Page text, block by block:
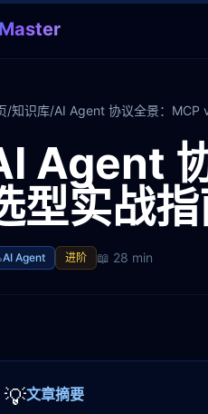
/知识库/AI Agent 协议全景：MCP
Agent
型实战
AI Agent 进阶 📖 28 min
💡文章摘要